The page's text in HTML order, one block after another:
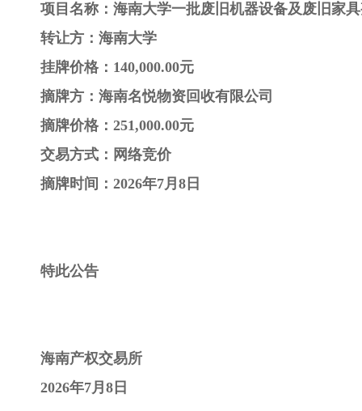
项目名称：海南大学一批废旧机器设备及废旧家
转让方：海南大学
挂牌价格：140,000.00元
摘牌方：海南名悦物资回收有限公司
摘牌价格：251,000.00元
交易方式：网络竞价
摘牌时间：2026年7月8日
特此公告
海南产权交易所
2026年7月8日